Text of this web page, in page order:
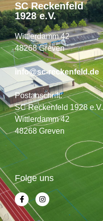
SC Reckenfeld
1928 e.V.
Wittlerdamm 42
48268 Greven
info@sc-reckenfeld.de
Postanschrift:
SC Reckenfeld 1928 e.V.
Wittlerdamm 42
48268 Greven
Folge uns